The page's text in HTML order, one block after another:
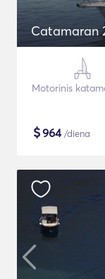
Catamaran
Motorinis
$964/diena